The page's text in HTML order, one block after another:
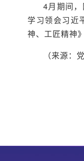
4月期间
学习领会习近
神、工匠精神
（来源：